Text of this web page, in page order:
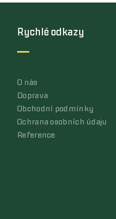
Rychlé odkazy
O nás
Doprava
Obchodní podmínky
Ochrana osobních údaju
Reference